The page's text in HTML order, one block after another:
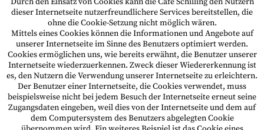
dieser Internetseite nutzerfreundlichere Services bereitstellen, die
ohne die Cookie-Setzung nicht möglich wären.
Mittels eines Cookies können die Informationen und Angebote auf
unserer Internetseite im Sinne des Benutzers optimiert werden.
Cookies ermöglichen uns, wie bereits erwähnt, die Benutzer unserer
Internetseite wiederzuerkennen. Zweck dieser Wiedererkennung ist
es, den Nutzern die Verwendung unserer Internetseite zu erleichtern.
Der Benutzer einer Internetseite, die Cookies verwendet, muss
beispielsweise nicht bei jedem Besuch der Internetseite erneut seine
Zugangsdaten eingeben, weil dies von der Internetseite und dem auf
dem Computersystem des Benutzers abgelegten Cookie